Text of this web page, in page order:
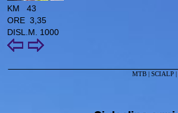
KM 43
ORE 3,35
DISL.M. 1000
MTB SCIALP